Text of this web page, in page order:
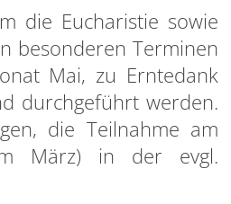
die Eucharistie sowie
besonderen Terminen
Mai, zu Erntedank
durchgeführt werden.
die Teilnahme am
März) in der evgl.